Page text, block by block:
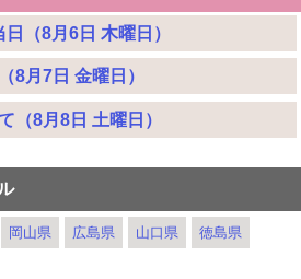
（8月6日 木曜日）
8月7日 金曜日）
（8月8日 土曜日）
岡山県 広島県 山口県 徳島県